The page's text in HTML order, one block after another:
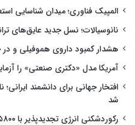
المپیک فناوری؛ میدان شناسایی
نانوسیالات؛ نسل جدید عایق‌های
هشدار کمبود داروی هموفیلی و
آمریکا مدل «دکتری صنعتی» را
افتخار جهانی برای دانشمند
شد
رکوردشکنی انرژی تجدیدپذیر با ۵۸۰۰ مگاوات برق